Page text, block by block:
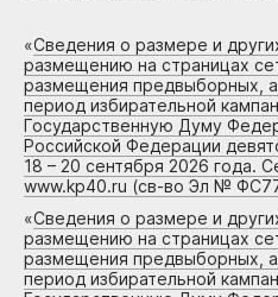
«Сведения о размере и
размещению на страницах
размещения предвыборных,
период избирательной
Государственную Думу
Российской Федерации
18 – 20 сентября 2026 года.
www.kp40.ru (св-во Эл №
«Сведения о размере и
размещению на страницах
размещения предвыборных,
период избирательной